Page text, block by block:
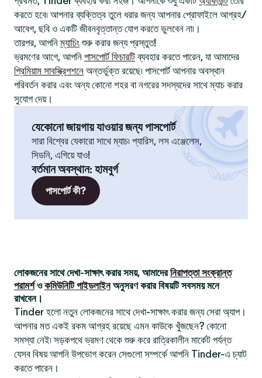
করতে হবে৷ আপনার ব্যক্তিত্ব তুলে ধরার জন্য আপনার প্রোফাইলে আগ্রহ/
আবেগ, ছবি ও একটি জীবনবৃত্তান্ত যোগ করতে ভুলবেন না৷।
তারপর, আপনিম্যাচিং শুরু করার জন্য প্রস্তুত!
ভ্রমণের আগে, আপনি পাসপোর্ট ফিচারটিব্যবহার করতে পারেন, যা আমাদের
প্রিমিয়াম সাবস্ক্রিপশনে অন্তর্ভুক্ত রয়েছে৷ পাসপোর্ট আপনার অবস্থান
পরিবর্তন করার এবং অন্য কোনো শহর বা নগরের সদস্যদের সাথে ম্যাচ করার
সুযোগ দেয়।
যেকোনো জায়গায় যাওয়ার জন্য পাসপোর্ট
সারা বিশ্বের যেকারো সাথে ম্যাচ৷ প্যারিস, লস এঞ্জেলেস,
সিডনি, এগিয়ে যাও!
বর্তমান অবস্থান: হামবুর্গ
পাসপোর্ট কী?
লোকজনের সাথে দেখা-সাক্ষাৎ করার সময়, আমাদেরনিরাপত্তা সংক্রান্ত
পরামর্শওকমিউনিটি গাইডলাইনঅনুসরণ করার বিষয়টি সবসময় মনে
রাখবেন।
Tinder হলো নতুন লোকজনের সাথে দেখা-সাক্ষাৎ করার জন্য সেরা অ্যাপ।
আপনার মত একই রকম আগ্রহ রয়েছে এমন কাউকে খুঁজছেন? কোনো
সমস্যা নেই৷ সড়কপথে ভ্রমণ থেকে শুরু করে রাত্রিকালীন মার্কেট পর্যন্ত
যেসব বিষয় আপনি উপভোগ করেন সেগুলো সম্পর্কে আপনি Tinder-এ চ্যাট
করতে পারেন।